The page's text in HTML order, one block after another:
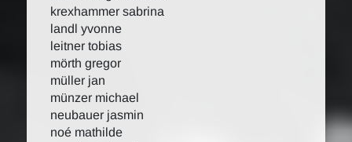
krexhammer sabrina
landl yvonne
leitner tobias
mörth gregor
müller jan
münzer michael
neubauer jasmin
noé mathilde